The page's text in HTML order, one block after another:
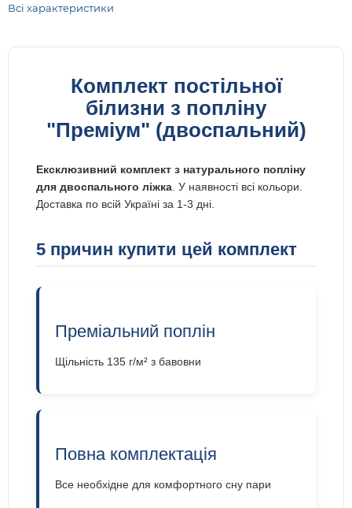
Всі характеристики
Комплект постільної
білизни з попліну
"Преміум" (двоспальний)
Ексклюзивний комплект з натурального попліну
для двоспального ліжка . У наявності всі кольори.
Доставка по всій Україні за 1-3 дні.
5 причин купити цей комплект
Преміальний поплін
Щільність 135 г/м² з бавовни
Повна комплектація
Все необхідне для комфортного сну пари